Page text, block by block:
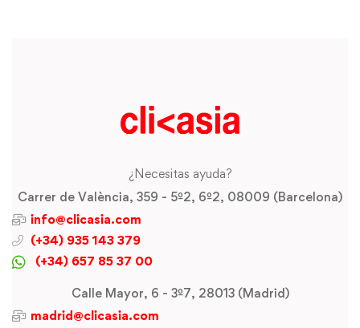
¿Necesitas ayuda?
Carrer de València, 359 - 5º2, 6º2, 08009 (Barcelona)
info@clicasia.com
(+34) 935 143 379
(+34) 657 85 37 00
Calle Mayor, 6 - 3º7, 28013 (Madrid)
madrid@clicasia.com